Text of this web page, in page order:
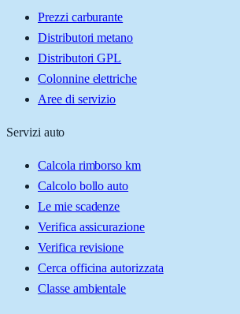
Prezzi carburante
Distributori metano
Distributori GPL
Colonnine elettriche
Aree di servizio
Servizi auto
Calcola rimborso km
Calcolo bollo auto
Le mie scadenze
Verifica assicurazione
Verifica revisione
Cerca officina autorizzata
Classe ambientale